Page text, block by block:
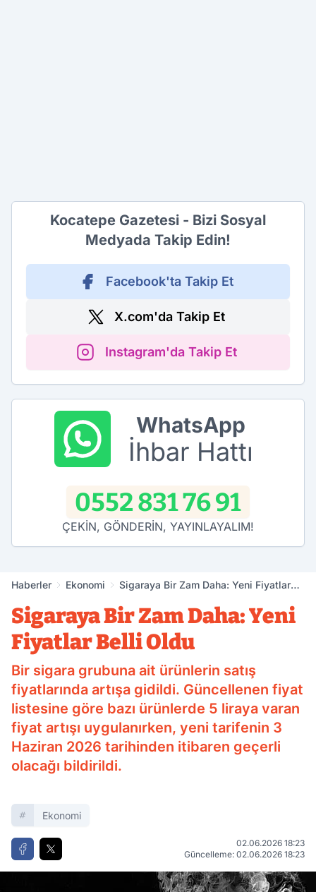
Kocatepe Gazetesi - Bizi Sosyal
Medyada Takip Edin!
Facebook'ta Takip Et
X.com'da Takip Et
Instagram'da Takip Et
WhatsApp
İhbar Hattı
0552 831 76 91
ÇEKİN, GÖNDERİN, YAYINLAYALIM!
Haberler Ekonomi
Sigaraya Bir Zam Daha: Yeni Fiyatlar
Sigaraya Bir Zam Daha: Yeni
Fiyatlar Belli Oldu
Bir sigara grubuna ait ürünlerin satış
fiyatlarında artışa gidildi. Güncellenen fiyat
listesine göre bazı ürünlerde 5 liraya varan
fiyat artışı uygulanırken, yeni tarifenin 3
Haziran 2026 tarihinden itibaren geçerli
olacağı bildirildi.
Ekonomi
02.06.2026 18:23
Güncelleme: 02.06.2026 18:23